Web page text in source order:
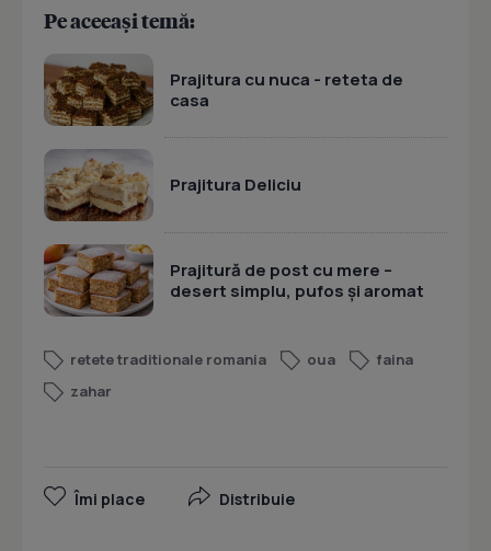
Pe aceeași temă:
Prajitura cu nuca - reteta de
casa
Prajitura Deliciu
Prajitură de post cu mere –
desert simplu, pufos și aromat
retete traditionale romania oua
faina
zahar
Îmi place Distribuie